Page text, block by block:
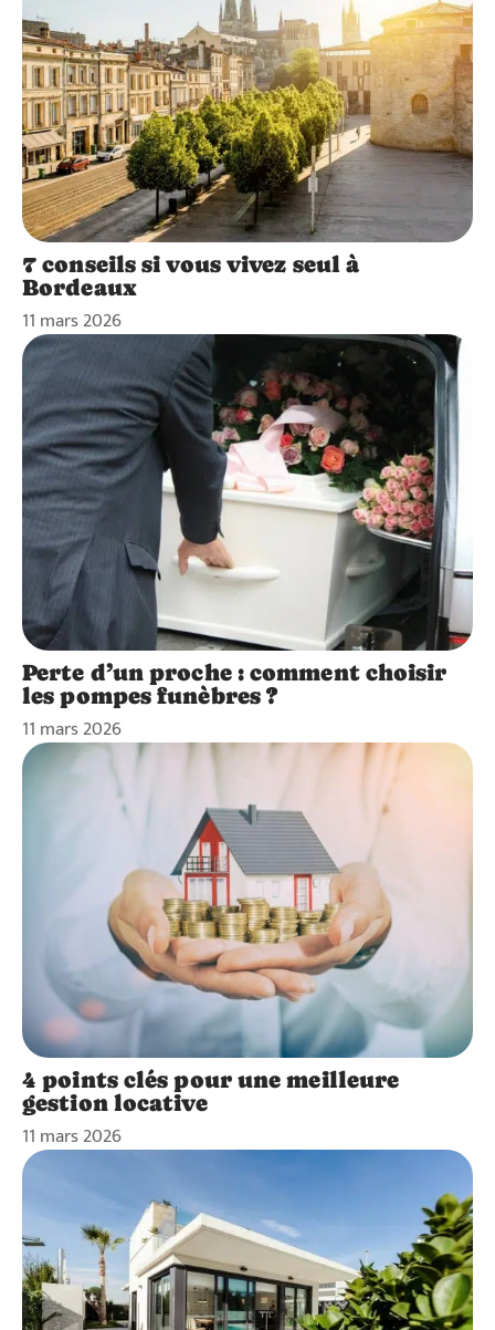
7 conseils si vous vivez seul à
Bordeaux
11 mars 2026
Perte d’un proche : comment choisir
les pompes funèbres ?
11 mars 2026
4 points clés pour une meilleure
gestion locative
11 mars 2026